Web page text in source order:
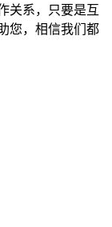
关系，只要是互
您，相信我们都